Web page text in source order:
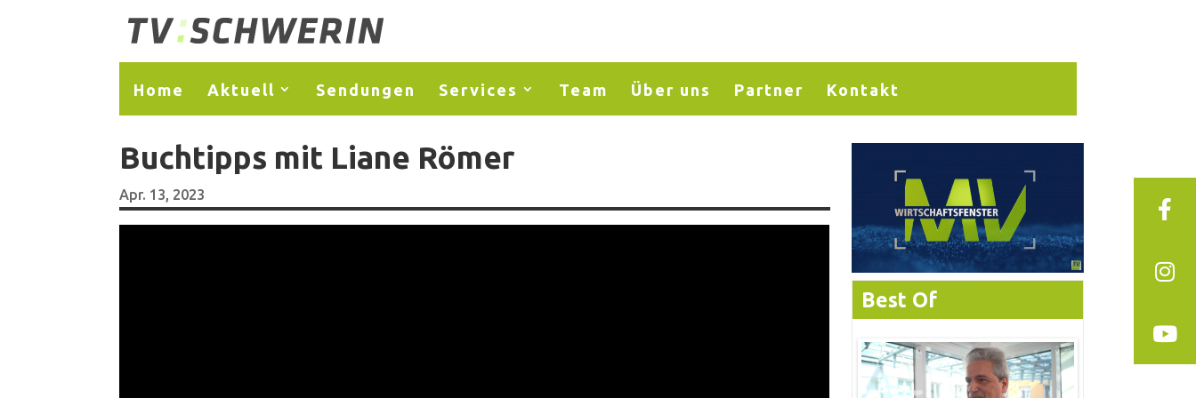
Home Aktuell Sendungen Services Team Über uns Partner Kontakt
Buchtipps mit Liane Römer
Apr. 13, 2023
Best Of